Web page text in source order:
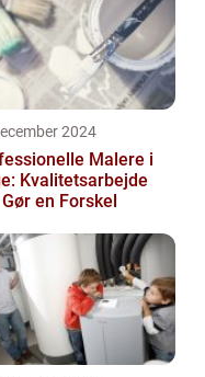
2024
Malere i
Kvalitetsarbejde
en Forskel